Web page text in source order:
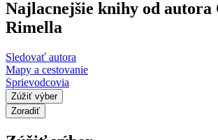
Najlacnejšie knihy od autora
Rimella
Sledovať autora
Mapy a cestovanie
Sprievodcovia
Zúžiť výber
Zoradiť